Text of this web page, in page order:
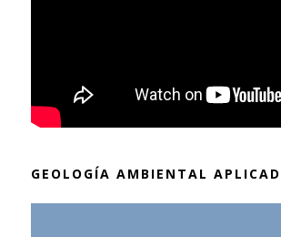
GEOLOGÍA AMBIENTAL